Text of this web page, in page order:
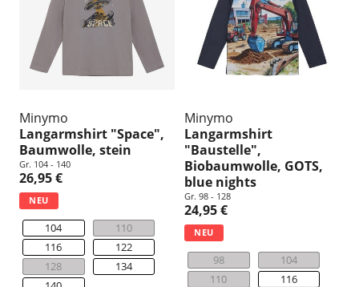
Minymo
Langarmshirt "Space",
Baumwolle, stein
Gr. 104 - 140
26,95 €
NEU
104
110
116
122
128
134
Minymo
Langarmshirt
"Baustelle",
Biobaumwolle, GOTS,
blue nights
Gr. 98 - 128
24,95 €
NEU
98
104
110
116